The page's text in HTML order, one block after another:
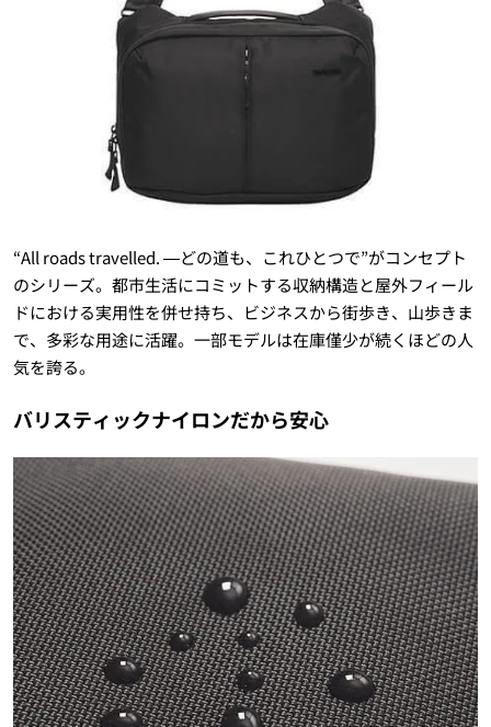
“All roads travelled. ―どの道も、これひとつで”がコンセプト
のシリーズ。都市生活にコミットする収納構造と屋外フィール
ドにおける実用性を併せ持ち、ビジネスから街歩き、山歩きま
で、多彩な用途に活躍。一部モデルは在庫僅少が続くほどの人
気を誇る。
バリスティックナイロンだから安心